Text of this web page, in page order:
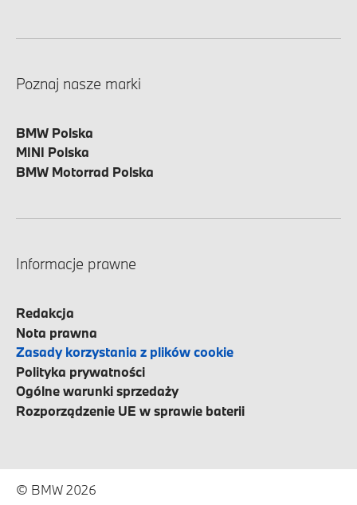
Poznaj nasze marki
BMW Polska
MINI Polska
BMW Motorrad Polska
Informacje prawne
Redakcja
Nota prawna
Zasady korzystania z plików cookie
Polityka prywatności
Ogólne warunki sprzedaży
Rozporządzenie UE w sprawie baterii
© BMW 2026